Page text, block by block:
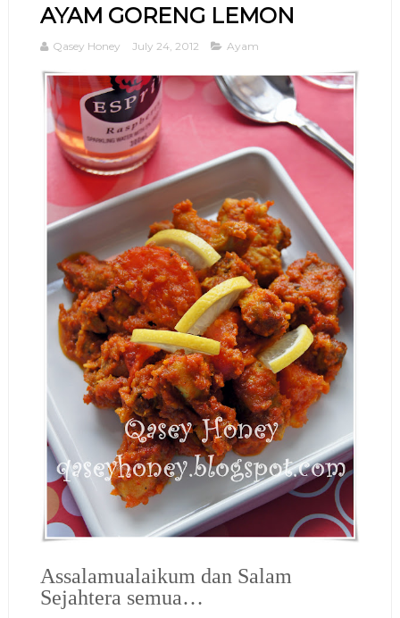
AYAM GORENG LEMON
Qasey Honey July 24, 2012 Ayam
Assalamualaikum dan Salam
Sejahtera semua…